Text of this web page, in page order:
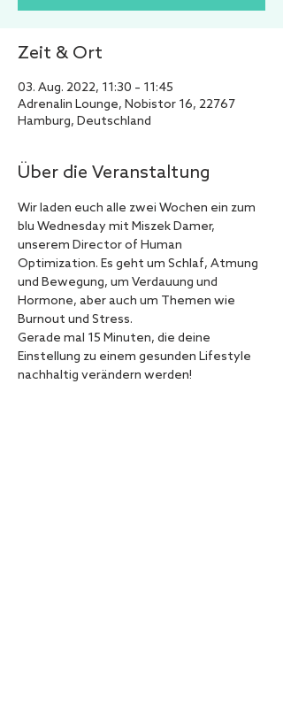
Zeit & Ort
03. Aug. 2022, 11:30 – 11:45
Adrenalin Lounge, Nobistor 16, 22767
Hamburg, Deutschland
Über die Veranstaltung
Wir laden euch alle zwei Wochen ein zum
blu Wednesday mit Miszek Damer,
unserem Director of Human
Optimization. Es geht um Schlaf, Atmung
und Bewegung, um Verdauung und
Hormone, aber auch um Themen wie
Burnout und Stress.
Gerade mal 15 Minuten, die deine
Einstellung zu einem gesunden Lifestyle
nachhaltig verändern werden!